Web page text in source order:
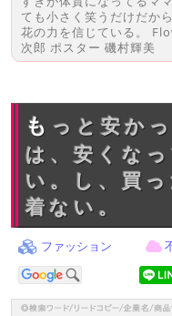
ても小さく笑うだけだから
花の力を信じている。
次郎 ポスター 磯村輝美
もっと安かったら 買うのに。
は、安くな
い。し、買
着ない。
ファッション